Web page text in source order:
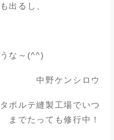
も出るし、
な～(^^)
中野ケンシロウ
ポルテ縫製工場でいつ
までたっても修行中！